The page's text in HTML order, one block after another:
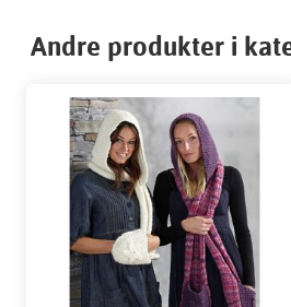
Andre produkter i